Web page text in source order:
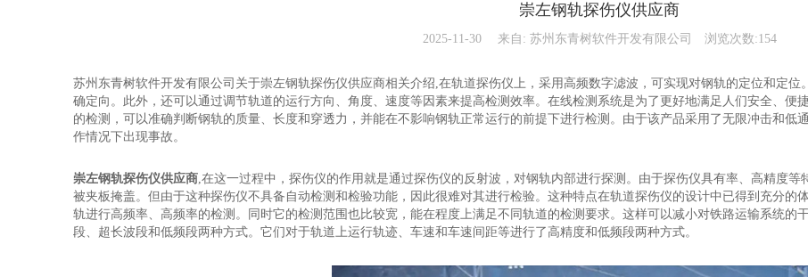
崇左钢轨探伤仪供应商
2025-11-30 来自: 苏州东青树软件开发有限公司 浏览次数:154
苏州东青树软件开发有限公司关于崇左钢轨探伤仪供应商相关介绍,在轨道探伤仪上，采用高频数字滤波，可实现对钢轨的定位和定
确定向。此外，还可以通过调节轨道的运行方向、角度、速度等因素来提高检测效率。在线检测系统是为了更好地满足人们安全、便
的检测，可以准确判断钢轨的质量、长度和穿透力，并能在不影响钢轨正常运行的前提下进行检测。由于该产品采用了无限冲击和低
作情况下出现事故。
崇左钢轨探伤仪供应商,在这一过程中，探伤仪的作用就是通过探伤仪的反射波，对钢轨内部进行探测。由于探伤仪具有率、高精度
被夹板掩盖。但由于这种探伤仪不具备自动检测和检验功能，因此很难对其进行检验。这种特点在轨道探伤仪的设计中已得到充分的
轨进行高频率、高频率的检测。同时它的检测范围也比较宽，能在程度上满足不同轨道的检测要求。这样可以减小对铁路运输系统的
段、超长波段和低频段两种方式。它们对于轨道上运行轨迹、车速和车速间距等进行了高精度和低频段两种方式。